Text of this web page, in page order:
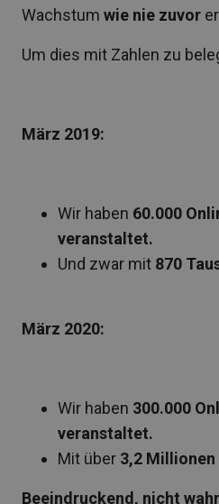
Wachstum wie nie zuvor
Um dies mit Zahlen zu
März 2019:
Wir haben 60.000
veranstaltet.
Und zwar mit 870
März 2020:
Wir haben 300.000
veranstaltet.
Mit über 3,2
Beeindruckend, nicht